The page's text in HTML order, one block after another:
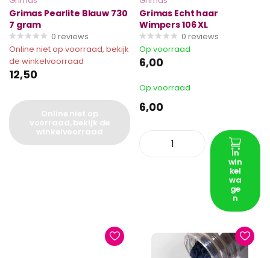
Grimas Pearlite Blauw 730
7 gram
0 reviews
Online niet op voorraad, bekijk
de winkelvoorraad
12,50
Online niet op
voorraad, bekijk de
winkelvoorraad
Grimas Echt haar
Wimpers 106 XL
0 reviews
Op voorraad
6,00
Op voorraad
6,00
In
win
kel
wa
ge
n